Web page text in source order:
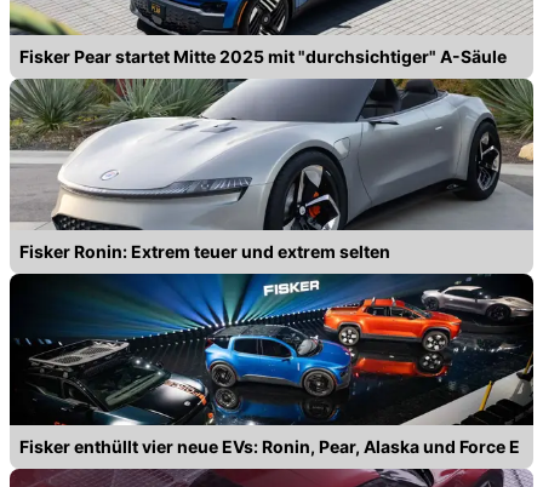
Fisker Pear startet Mitte 2025 mit "durchsichtiger" A-Säule
Fisker Ronin: Extrem teuer und extrem selten
Fisker enthüllt vier neue EVs: Ronin, Pear, Alaska und Force E